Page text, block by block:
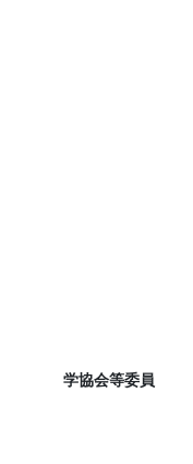
学協会等委員